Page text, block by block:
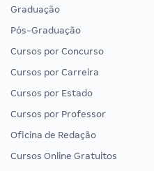
Graduação
Pós-Graduação
Cursos por Concurso
Cursos por Carreira
Cursos por Estado
Cursos por Professor
Oficina de Redação
Cursos Online Gratuitos